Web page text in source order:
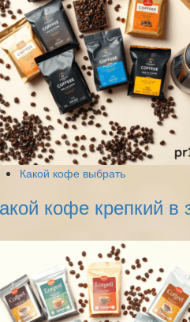
Какой кофе выбрать
кофе крепкий в